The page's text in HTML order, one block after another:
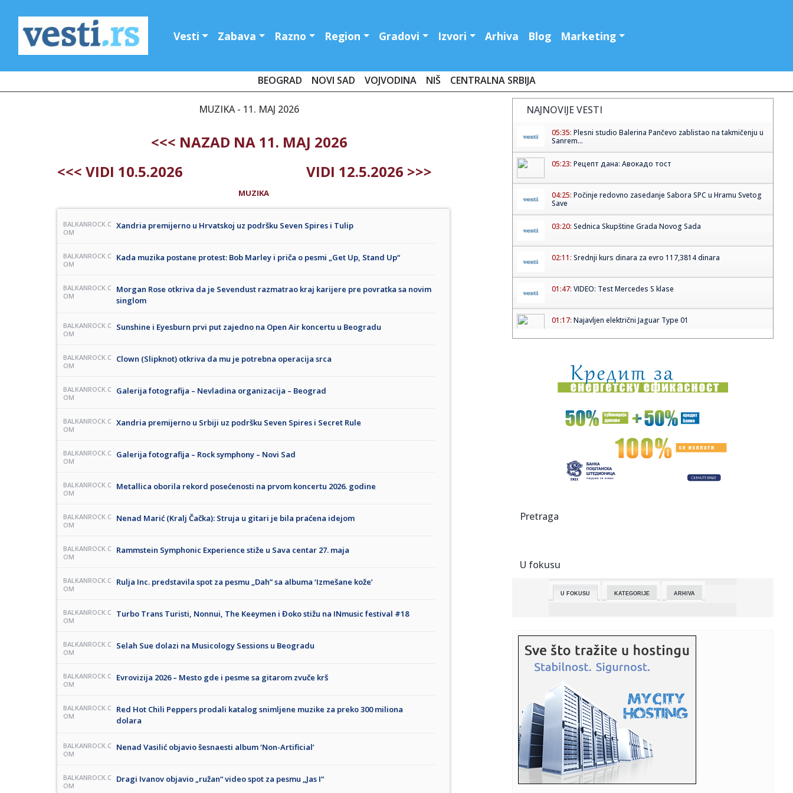
Vesti Zabava Razno Region Gradovi Izvori Arhiva Blog Marketing
BEOGRAD NOVI SAD VOJVODINA NIŠ CENTRALNA SRBIJA
MUZIKA - 11. MAJ 2026
<<< NAZAD NA 11. MAJ 2026
<<< VIDI 10.5.2026
VIDI 12.5.2026 >>>
MUZIKA
BALKANROCK.C
OM
Xandria premijerno u Hrvatskoj uz podršku Seven Spires i Tulip
BALKANROCK.C
OM
Kada muzika postane protest: Bob Marley i priča o pesmi „Get Up, Stand Up“
BALKANROCK.C
OM
Morgan Rose otkriva da je Sevendust razmatrao kraj karijere pre povratka sa novim
singlom
BALKANROCK.C
OM
Sunshine i Eyesburn prvi put zajedno na Open Air koncertu u Beogradu
BALKANROCK.C
OM
Clown (Slipknot) otkriva da mu je potrebna operacija srca
BALKANROCK.C
OM
Galerija fotografija – Nevladina organizacija – Beograd
BALKANROCK.C
OM
Xandria premijerno u Srbiji uz podršku Seven Spires i Secret Rule
BALKANROCK.C
OM
Galerija fotografija – Rock symphony – Novi Sad
BALKANROCK.C
OM
Metallica oborila rekord posećenosti na prvom koncertu 2026. godine
BALKANROCK.C
OM
Nenad Marić (Kralj Čačka): Struja u gitari je bila praćena idejom
BALKANROCK.C
OM
Rammstein Symphonic Experience stiže u Sava centar 27. maja
BALKANROCK.C
OM
Rulja Inc. predstavila spot za pesmu „Dah” sa albuma ‘Izmešane kože’
BALKANROCK.C
OM
Turbo Trans Turisti, Nonnui, The Keeymen i Đoko stižu na INmusic festival #18
BALKANROCK.C
OM
Selah Sue dolazi na Musicology Sessions u Beogradu
BALKANROCK.C
OM
Evrovizija 2026 – Mesto gde i pesme sa gitarom zvuče krš
BALKANROCK.C
OM
Red Hot Chili Peppers prodali katalog snimljene muzike za preko 300 miliona
dolara
BALKANROCK.C
OM
Nenad Vasilić objavio šesnaesti album ‘Non-Artificial’
BALKANROCK.C
OM
Dragi Ivanov objavio „ružan“ video spot za pesmu „Jas I“
NAJNOVIJE VESTI
05:35: Plesni studio Balerina Pančevo zablistao na takmičenju u
Sanrem...
05:23: Рецепт дана: Авокадо тост
04:25: Počinje redovno zasedanje Sabora SPC u Hramu Svetog
Save
03:20: Sednica Skupštine Grada Novog Sada
02:11: Srednji kurs dinara za evro 117,3814 dinara
01:47: VIDEO: Test Mercedes S klase
01:17: Najavljen električni Jaguar Type 01
01:04:Veliki AUDI E7X je jeftiniji je od kompaktnog modela Q3
00:53:Dogodilo se na današnji datum, 13. maj
Svežije, promenljivo oblačno vreme sa sunčanim
00:45:Dobre vesti za Špance! Ovaj trio će biti spreman za
nest...
00:15:
00:01: Srbija i Hrvatska u finalu Evrovizije
23:49:Srbija slavi uspeh u Beču: Lavina u finalu Evrovizije 2026.
posl...
23:47:KAKAV BI TO TANDEM BIO?! Janis i Bogdan Bogdanović u
istom timu!
23:40:Otvoren 79. Filmski festival u Kanu
23:34:Škoda Fabia Motorsport Edition
Pretraga
U fokusu
U FOKUSU KATEGORIJE ARHIVA